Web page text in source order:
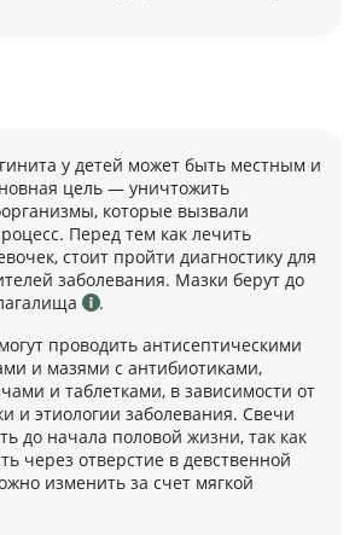
у детей может быть местным и
цель — уничтожить
которые вызвали
Перед тем как лечить
стоит пройти диагностику для
заболевания. Мазки берут до
.
проводить антисептическими
и мазями с антибиотиками,
и таблетками, в зависимости от
и этиологии заболевания. Свечи
до начала половой жизни, так как
через отверстие в девственной
изменить за счет мягкой